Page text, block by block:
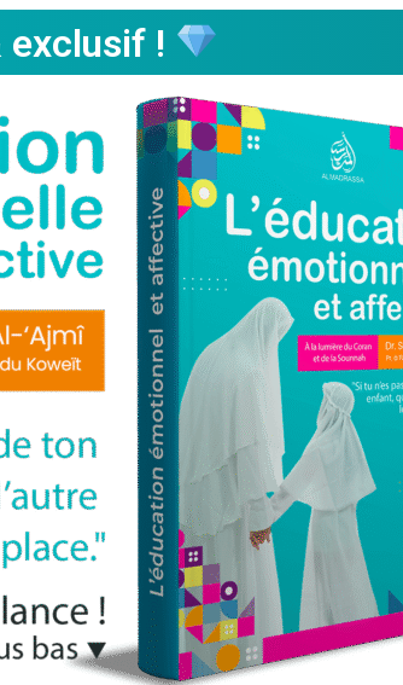
exclusif !